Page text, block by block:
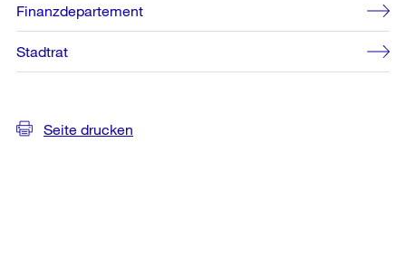
Finanzdepartement
Stadtrat
Seite drucken